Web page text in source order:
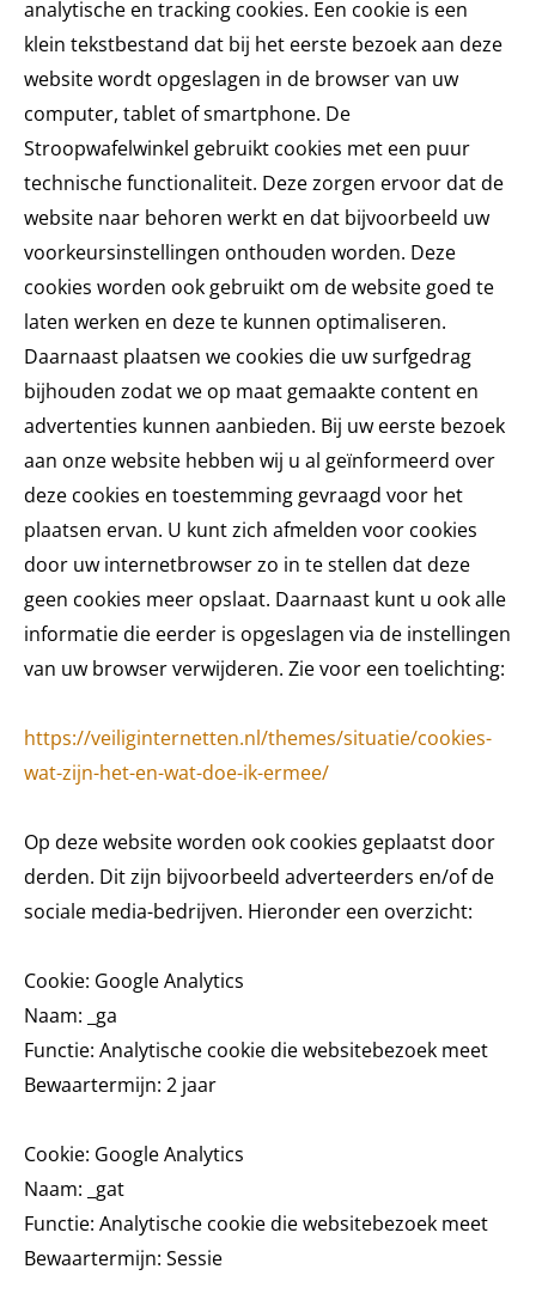
analytische en tracking cookies. Een cookie is een
klein tekstbestand dat bij het eerste bezoek aan deze
website wordt opgeslagen in de browser van uw
computer, tablet of smartphone. De
Stroopwafelwinkel gebruikt cookies met een puur
technische functionaliteit. Deze zorgen ervoor dat de
website naar behoren werkt en dat bijvoorbeeld uw
voorkeursinstellingen onthouden worden. Deze
cookies worden ook gebruikt om de website goed te
laten werken en deze te kunnen optimaliseren.
Daarnaast plaatsen we cookies die uw surfgedrag
bijhouden zodat we op maat gemaakte content en
advertenties kunnen aanbieden. Bij uw eerste bezoek
aan onze website hebben wij u al geïnformeerd over
deze cookies en toestemming gevraagd voor het
plaatsen ervan. U kunt zich afmelden voor cookies
door uw internetbrowser zo in te stellen dat deze
geen cookies meer opslaat. Daarnaast kunt u ook alle
informatie die eerder is opgeslagen via de instellingen
van uw browser verwijderen. Zie voor een toelichting:
https://veiliginternetten.nl/themes/situatie/cookies-
wat-zijn-het-en-wat-doe-ik-ermee/
Op deze website worden ook cookies geplaatst door
derden. Dit zijn bijvoorbeeld adverteerders en/of de
sociale media-bedrijven. Hieronder een overzicht:
Cookie: Google Analytics
Naam: _ga
Functie: Analytische cookie die websitebezoek meet
Bewaartermijn: 2 jaar
Cookie: Google Analytics
Naam: _gat
Functie: Analytische cookie die websitebezoek meet
Bewaartermijn: Sessie